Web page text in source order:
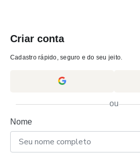
Criar conta
Cadastro rápido, seguro e do seu jeito.
ou
Nome